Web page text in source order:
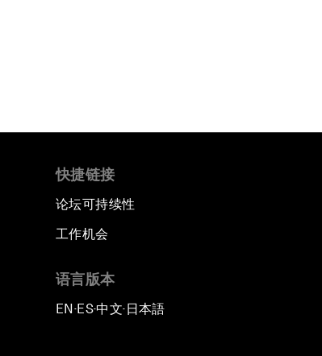
快捷链接
论坛可持续性
工作机会
语言版本
EN ▪ES▪中文▪ 日本語